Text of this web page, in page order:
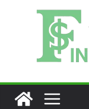
MSCI
Etkiler?
BIST
BIST
Nasıl